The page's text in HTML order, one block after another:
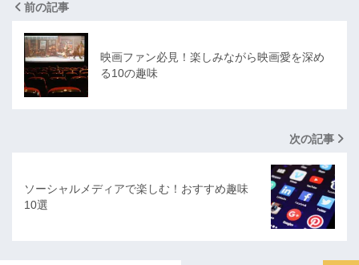
前の記事
映画ファン必見！楽しみながら映画愛を深め
る10の趣味
次の記事
ソーシャルメディアで楽しむ！おすすめ趣味
10選